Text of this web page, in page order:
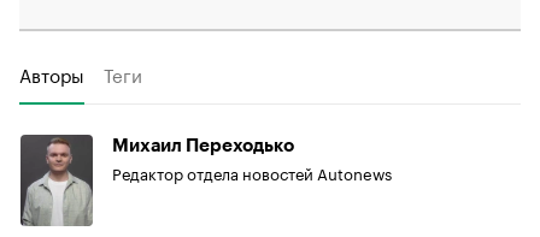
Авторы Теги
Михаил Переходько
Редактор отдела новостей Autonews